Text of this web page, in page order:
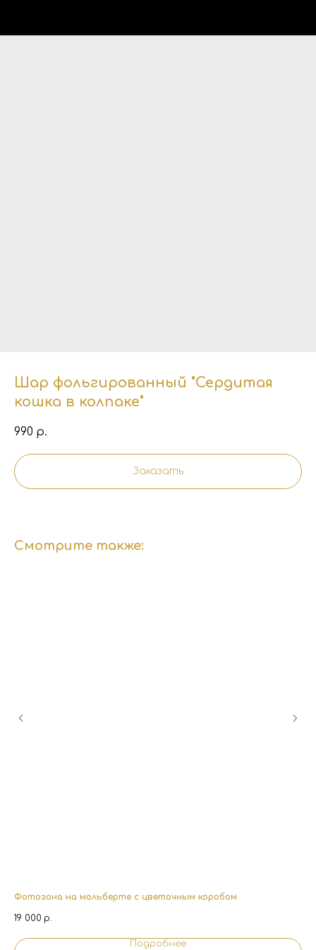
Шар фольгированный "Сердитая
кошка в колпаке"
990 р.
Заказать
Смотрите также:
Фотозона на мольберте с цветочным коробом
19 000 р.
Подробнее